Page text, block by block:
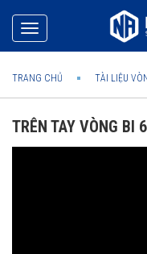
Toggle
navigation
TRANG CHỦ TÀI LIỆU
TRÊN TAY VÒNG BI